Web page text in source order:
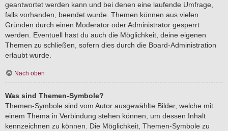
geantwortet werden kann und bei denen eine laufende Umfrage,
falls vorhanden, beendet wurde. Themen können aus vielen
Gründen durch einen Moderator oder Administrator gesperrt
werden. Eventuell hast du auch die Möglichkeit, deine eigenen
Themen zu schließen, sofern dies durch die Board-Administration
erlaubt wurde.
Nach oben
Was sind Themen-Symbole?
Themen-Symbole sind vom Autor ausgewählte Bilder, welche mit
einem Thema in Verbindung stehen können, um dessen Inhalt
kennzeichnen zu können. Die Möglichkeit, Themen-Symbole zu